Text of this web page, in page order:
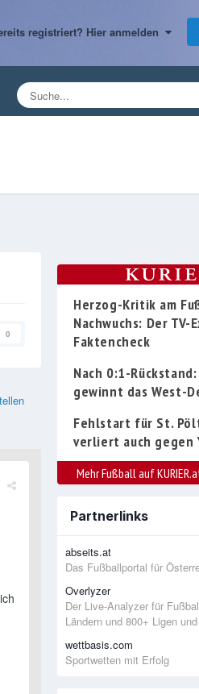
registriert? Hier anmelden
0
Herzog-Kritik am
Nachwuchs: Der TV-
Faktencheck
Nach 0:1-
gewinnt das West-
Fehlstart für St.
verliert auch gegen
Mehr Fußball auf
Partnerlinks
abseits.at
Das Fußballportal für
Overlyzer
Der Live-Analyzer für
Ländern und 800+ Ligen
wettbasis.com
Sportwetten mit Erfolg